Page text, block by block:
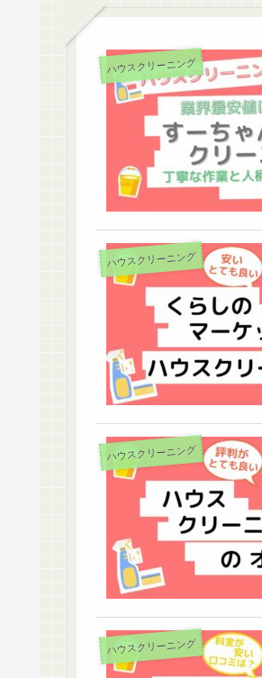
ハウスクリーニング
ハウスクリーニング
ハウスクリーニング
ハウスクリーニング